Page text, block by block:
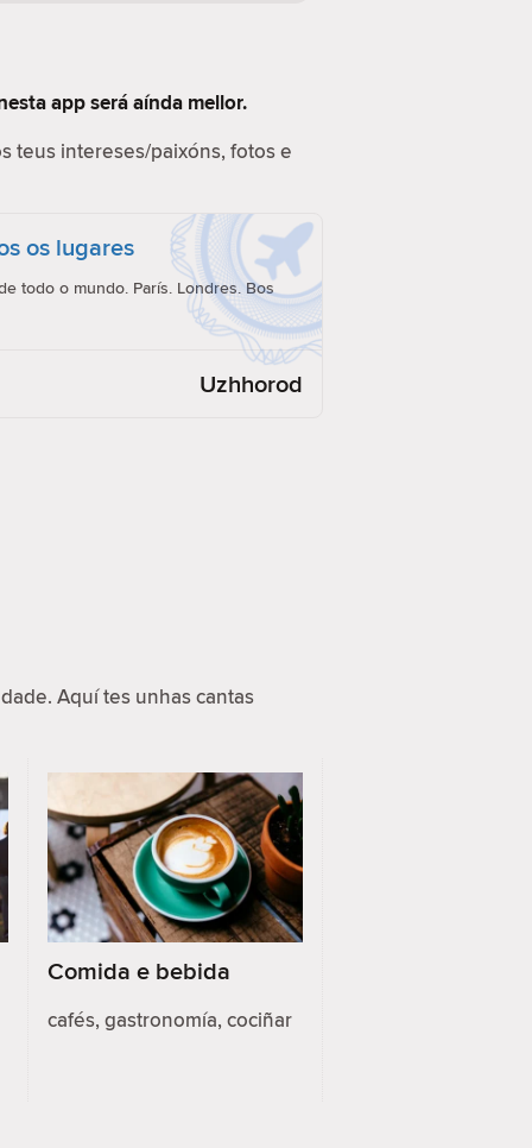
app será aínda mellor.
teus intereses/paixóns, fotos e
os lugares
todo o mundo. París. Londres. Bos
Uzhhorod
Aquí tes unhas cantas
Comida e bebida
cafés, gastronomía, cociñar